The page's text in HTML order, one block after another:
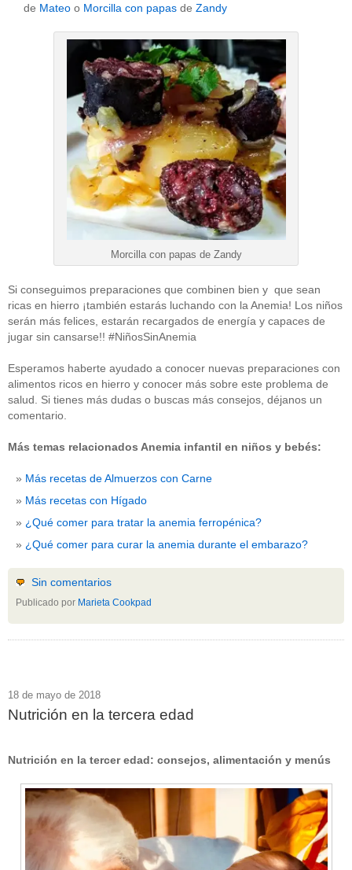
de Mateo o Morcilla con papas de Zandy
Morcilla con papas de Zandy
Si conseguimos preparaciones que combinen bien y que sean
ricas en hierro ¡también estarás luchando con la Anemia! Los niños
serán más felices, estarán recargados de energía y capaces de
jugar sin cansarse!! #NiñosSinAnemia
Esperamos haberte ayudado a conocer nuevas preparaciones con
alimentos ricos en hierro y conocer más sobre este problema de
salud. Si tienes más dudas o buscas más consejos, déjanos un
comentario.
Más temas relacionados Anemia infantil en niños y bebés:
Más recetas de Almuerzos con Carne
Más recetas con Hígado
¿Qué comer para tratar la anemia ferropénica?
¿Qué comer para curar la anemia durante el embarazo?
Sin comentarios
Publicado por Marieta Cookpad
18 de mayo de 2018
Nutrición en la tercera edad
Nutrición en la tercer edad: consejos, alimentación y menús